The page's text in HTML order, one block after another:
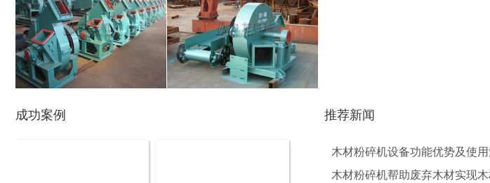
盘式削片机 全自动削片机
圆盘破碎机
成功案例 推荐新闻
木材粉碎机设备功能优势及使
木材粉碎机帮助废弃木材实现